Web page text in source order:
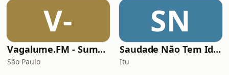
V-
Vagalume.FM - Summer
São Paulo
SN
Saudade Não Tem Idade
Itu